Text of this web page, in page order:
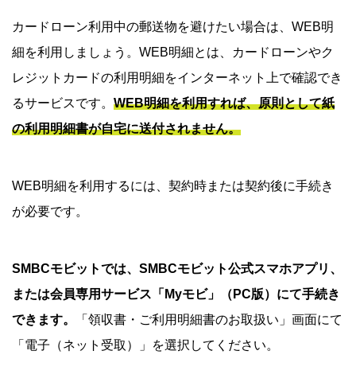
カードローン利用中の郵送物を避けたい場合は、WEB明
細を利用しましょう。WEB明細とは、カードローンやク
レジットカードの利用明細をインターネット上で確認でき
るサービスです。 WEB明細を利用すれば、原則として紙
の利用明細書が自宅に送付されません。
WEB明細を利用するには、契約時または契約後に手続き
が必要です。
SMBCモビットでは、SMBCモビット公式スマホアプリ、
または会員専用サービス「Myモビ」（PC版）にて手続き
できます。
「領収書・ご利用明細書のお取扱い」画面にて
「電子（ネット受取）」を選択してください。